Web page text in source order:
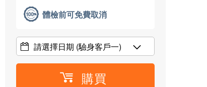
體檢前可免費取消
請選擇日期 (驗身客戶一)
購買